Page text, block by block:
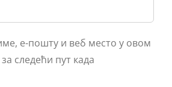
е-пошту и веб место у овом
следећи пут када